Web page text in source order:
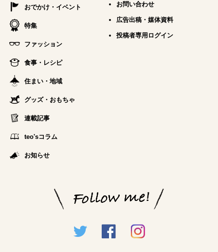
おでかけ・イベント
特集
ファッション
食事・レシピ
住まい・地域
グッズ・おもちゃ
連載記事
teo'sコラム
お知らせ
お問い合わせ
広告出稿・媒体資料
投稿者専用ログイン